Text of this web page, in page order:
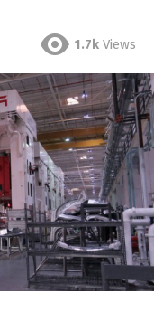
1.7k Views